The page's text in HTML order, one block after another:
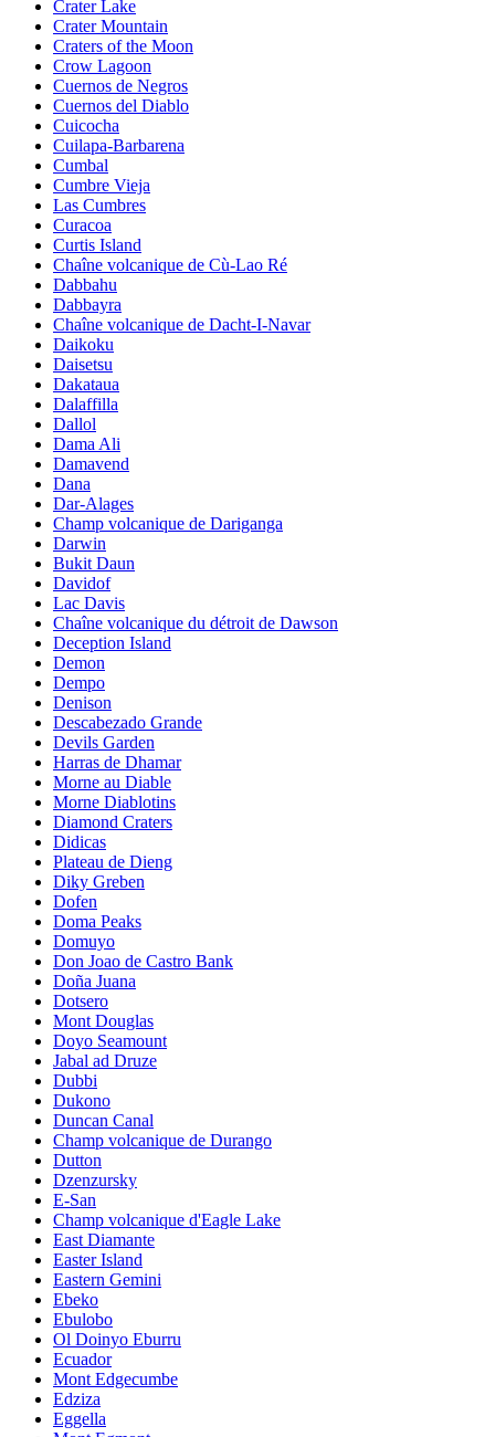
Crater Lake
Crater Mountain
Craters of the Moon
Crow Lagoon
Cuernos de Negros
Cuernos del Diablo
Cuicocha
Cuilapa-Barbarena
Cumbal
Cumbre Vieja
Las Cumbres
Curacoa
Curtis Island
Chaîne volcanique de Cù-Lao Ré
Dabbahu
Dabbayra
Chaîne volcanique de Dacht-I-Navar
Daikoku
Daisetsu
Dakataua
Dalaffilla
Dallol
Dama Ali
Damavend
Dana
Dar-Alages
Champ volcanique de Dariganga
Darwin
Bukit Daun
Davidof
Lac Davis
Chaîne volcanique du détroit de Dawson
Deception Island
Demon
Dempo
Denison
Descabezado Grande
Devils Garden
Harras de Dhamar
Morne au Diable
Morne Diablotins
Diamond Craters
Didicas
Plateau de Dieng
Diky Greben
Dofen
Doma Peaks
Domuyo
Don Joao de Castro Bank
Doña Juana
Dotsero
Mont Douglas
Doyo Seamount
Jabal ad Druze
Dubbi
Dukono
Duncan Canal
Champ volcanique de Durango
Dutton
Dzenzursky
E-San
Champ volcanique d'Eagle Lake
East Diamante
Easter Island
Eastern Gemini
Ebeko
Ebulobo
Ol Doinyo Eburru
Ecuador
Mont Edgecumbe
Edziza
Eggella